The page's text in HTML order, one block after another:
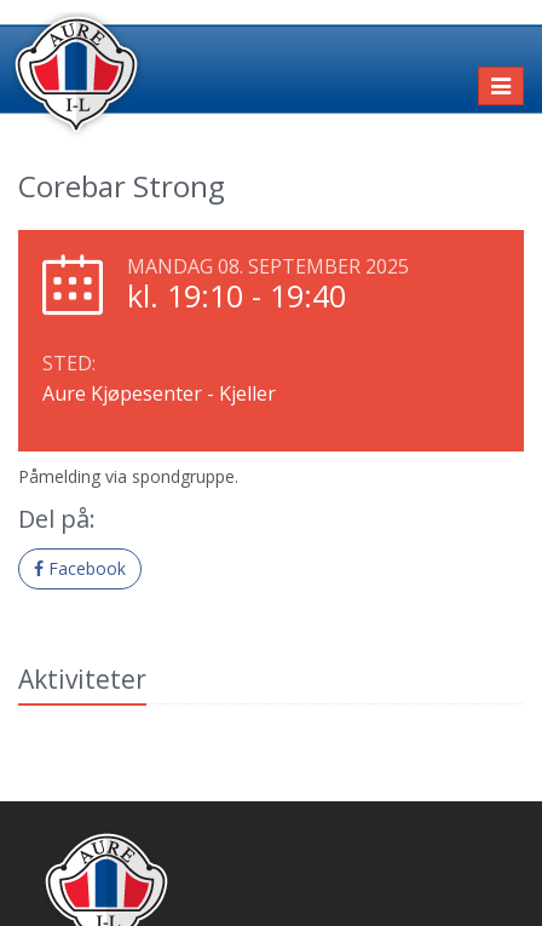
Corebar Strong
MANDAG 08. SEPTEMBER 2025
kl. 19:10 - 19:40
STED:
Aure Kjøpesenter - Kjeller
Påmelding via spondgruppe.
Del på:
Facebook
Aktiviteter